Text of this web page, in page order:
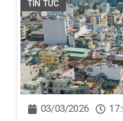
TIN TỨC
03/03/2026